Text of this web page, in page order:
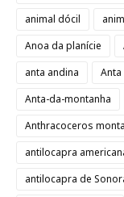
animal dócil
Anoa da planície
anta andina
Anta-da-montanha
Anthracoceros
antilocapra
antilocapra de